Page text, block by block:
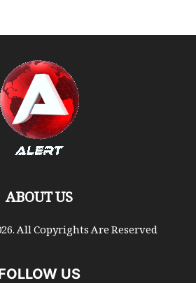
ABOUT US
All Copyrights Are Reserved
US